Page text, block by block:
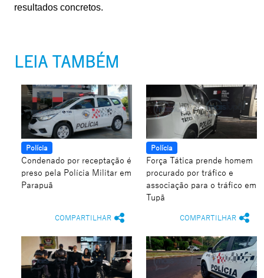
resultados concretos.
LEIA TAMBÉM
Polícia
Condenado por receptação é
preso pela Polícia Militar em
Parapuã
COMPARTILHAR
Polícia
Força Tática prende homem
procurado por tráfico e
associação para o tráfico em
Tupã
COMPARTILHAR